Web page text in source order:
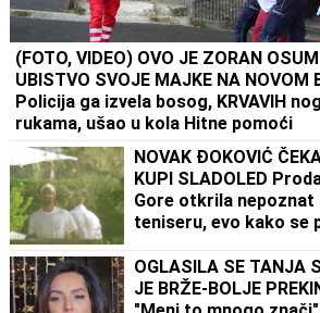
(FOTO, VIDEO) OVO JE ZORAN
UBISTVO SVOJE MAJKE NA NOVOM
Policija ga izvela bosog, KRVAVIH
rukama, ušao u kola Hitne pomoći
NOVAK ĐOKOVIĆ
KUPI SLADOLED
Gore otkrila nepoznat
teniseru, evo kako se
OGLASILA SE TANJA
JE BRŽE-BOLJE